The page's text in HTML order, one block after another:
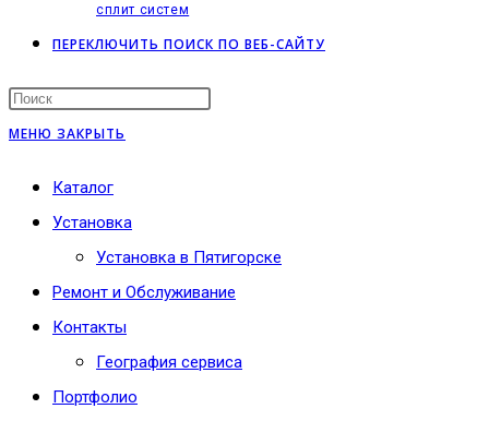
сплит систем
ПЕРЕКЛЮЧИТЬ ПОИСК ПО ВЕБ-САЙТУ
МЕНЮ ЗАКРЫТЬ
Каталог
Установка
Установка в Пятигорске
Ремонт и Обслуживание
Контакты
География сервиса
Портфолио